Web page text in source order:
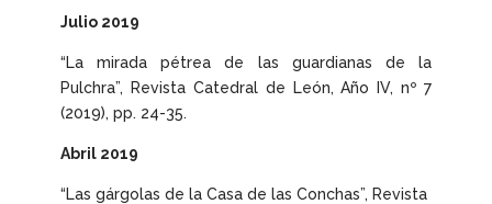
Julio 2019
“La mirada pétrea de las guardianas de la
Pulchra”,
Revista Catedral de León, Año IV, nº 7
(2019), pp. 24-35.
Abril 2019
“Las gárgolas de la Casa de las Conchas”, Revista